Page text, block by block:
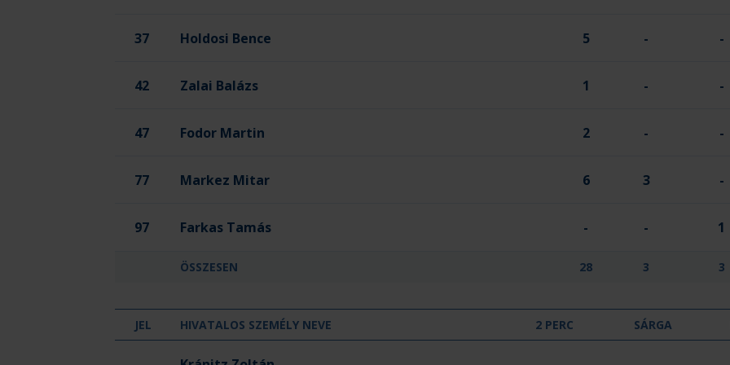
37 Holdosi Bence 5 - -
42 Zalai Balázs 1 - -
47 Fodor Martin 2 - -
77 Markez Mitar 6 3 -
97 Farkas Tamás - - 1
ÖSSZESEN 28 3 3
JEL HIVATALOS SZEMÉLY NEVE 2 PERC SÁRGA